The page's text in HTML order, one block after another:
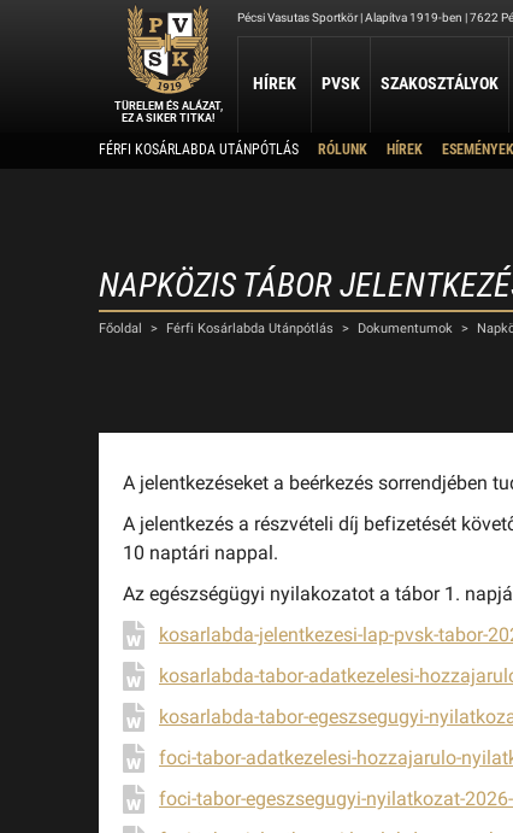
Pécsi Vasutas Sportkör | Alapítva 1919-ben | 7622
HÍREK PVSK
Kapcsolat
A PVSK tiszteletbeli tagjai
Létesítményeink
Nyári Táboraink
Sports Together 2026/27
SZAKOSZTÁLYOK
ATLÉTIKA
JUDO
KOSÁRLABDA
Férfi Kosárlabda
PVSK Taekwondo Tigers
Tájékozódási Futó Szakosztály
FÉRFI KOSÁRLABDA UTÁNPÓTLÁS RÓLUNK HÍREK ESEMÉNYEK
TÜRELEM ÉS ALÁZAT,
EZ A SIKER TITKA!
NAPKÖZIS TÁBOR
Főoldal > Férfi Kosárlabda Utánpótlás > Dokumentumok >
A jelentkezéseket a beérkezés sorrendjében
A jelentkezés a részvételi díj befizetését
10 naptári nappal.
Az egészségügyi nyilakozatot a tábor 1.
kosarlabda-jelentkezesi-lap-pvsk-tabor-
kosarlabda-tabor-adatkezelesi-
kosarlabda-tabor-egeszsegugyi-
foci-tabor-adatkezelesi-hozzajarulo-
foci-tabor-egeszsegugyi-nyilatkozat-